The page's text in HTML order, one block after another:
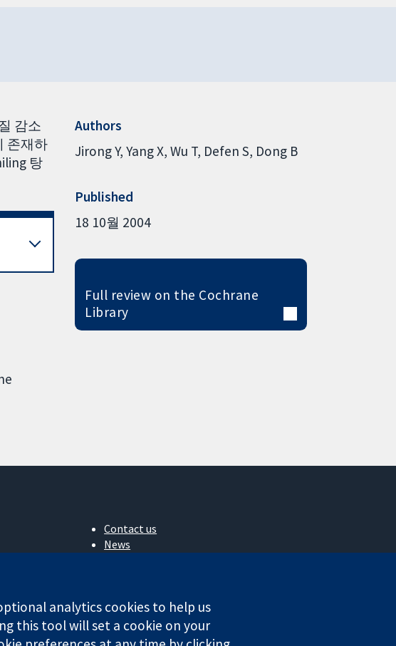
감소
존재하
탕
Authors
Jirong Y Yang X Wu T Defen S Dong B
Published
18 10월 2004
Full review on the Cochrane
Library
Contact us
News
Cochrane Library
analytics cookies to help us
this tool will set a cookie on your